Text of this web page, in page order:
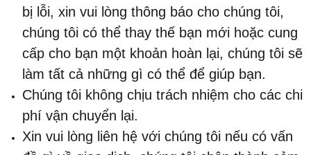
bị lỗi, xin vui lòng thông báo cho chúng tôi,
chúng tôi có thể thay thế bạn mới hoặc cung
cấp cho bạn một khoản hoàn lại, chúng tôi sẽ
làm tất cả những gì có thể để giúp bạn.
Chúng tôi không chịu trách nhiệm cho các chi
phí vận chuyển lại.
Xin vui lòng liên hệ với chúng tôi nếu có vấn